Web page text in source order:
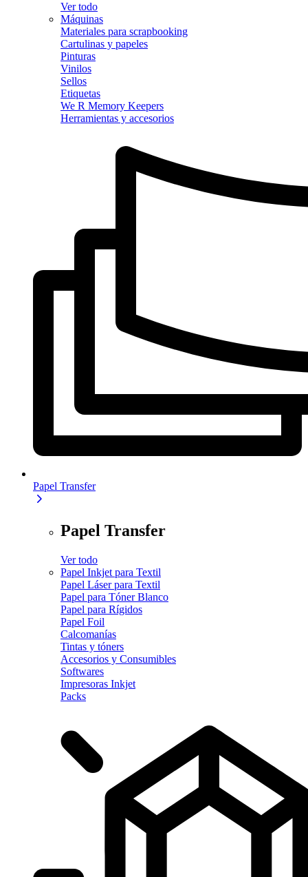
Ver todo
Máquinas
Materiales para scrapbooking
Cartulinas y papeles
Pinturas
Vinilos
Sellos
Etiquetas
We R Memory Keepers
Herramientas y accesorios
Papel Transfer
Papel Transfer
Ver todo
Papel Inkjet para Textil
Papel Láser para Textil
Papel para Tóner Blanco
Papel para Rígidos
Papel Foil
Calcomanías
Tintas y tóners
Accesorios y Consumibles
Softwares
Impresoras Inkjet
Packs